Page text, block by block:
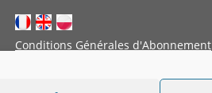
Conditions Générales d'Abonnement